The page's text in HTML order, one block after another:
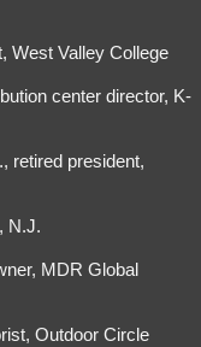
West Valley College
center director, K-
retired president,
N.J.
MDR Global
Outdoor Circle